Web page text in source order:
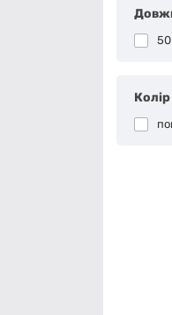
Колір